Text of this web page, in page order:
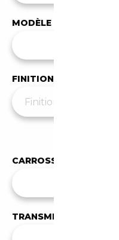
MODÈLE
FINITION
CARROSSERIE
TRANSMISSION